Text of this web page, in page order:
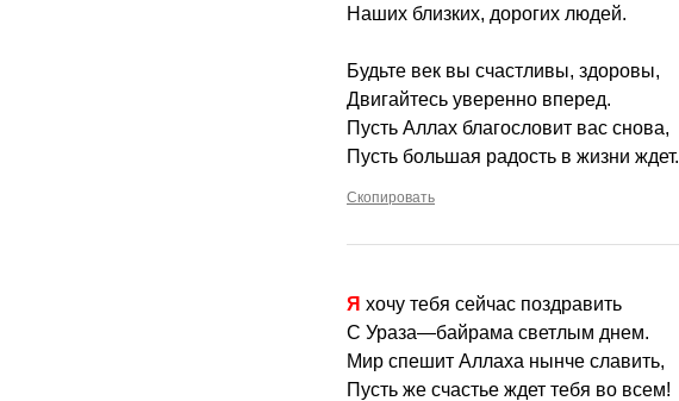
Наших близких, дорогих людей.
Будьте век вы счастливы, здоровы,
Двигайтесь уверенно вперед.
Пусть Аллах благословит вас снова,
Пусть большая радость в жизни ждет.
Скопировать
Я хочу тебя сейчас поздравить
С Ураза—байрама светлым днем.
Мир спешит Аллаха нынче славить,
Пусть же счастье ждет тебя во всем!